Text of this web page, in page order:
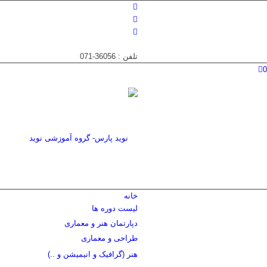
تلفن : 36056-071
0
خانه
لیست دوره ها
دپارتمان هنر و معماری
طراحی و معماری
هنر (گرافیک و انیمیشن و ..)